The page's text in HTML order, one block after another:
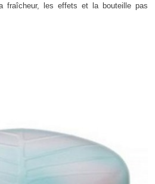
fraîcheur, les effets et la bouteille pas